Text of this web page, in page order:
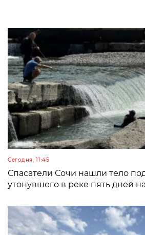
Сегодня, 11:45
Спасатели Сочи нашли тело
утонувшего в реке пять дней